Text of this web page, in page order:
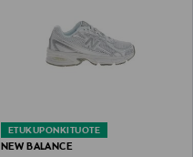
ETUKUPONKITUOTE
NEW BALANCE